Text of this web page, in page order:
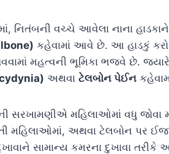
નિતંબની વચ્ચે આવેલા નાના હાડકાને
કહેવામાં આવે છે. આ હાડકું
મહત્વની ભૂમિકા ભજવે છે.
અથવા ટેલબોન પેઈન
સરખામણીએ મહિલાઓમાં વધુ
મહિલાઓમાં, અથવા ટેલબોન પર
સામાન્ય કમરના દુખાવા